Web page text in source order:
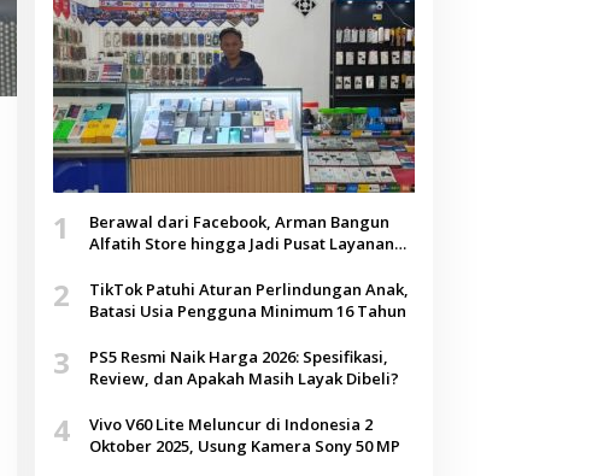
1
Berawal dari Facebook, Arman Bangun
Alfatih Store hingga Jadi Pusat Layanan
2
TikTok Patuhi Aturan Perlindungan Anak,
Batasi Usia Pengguna Minimum 16 Tahun
3
PS5 Resmi Naik Harga 2026: Spesifikasi,
Review, dan Apakah Masih Layak Dibeli?
4
Vivo V60 Lite Meluncur di Indonesia 2
Oktober 2025, Usung Kamera Sony 50 MP